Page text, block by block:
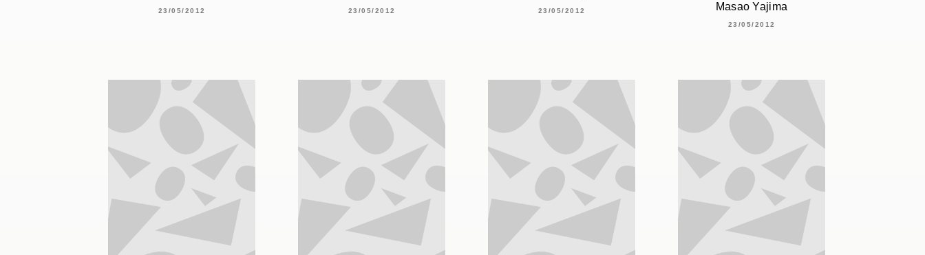
23/05/2012 23/05/2012 23/05/2012
Masao Yajima
23/05/2012